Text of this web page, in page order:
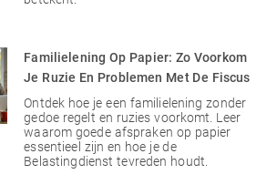
Familielening Op Papier: Zo Voorkom
Je Ruzie En Problemen Met De Fiscus
Ontdek hoe je een familielening zonder
gedoe regelt en ruzies voorkomt. Leer
waarom goede afspraken op papier
essentieel zijn en hoe je de
Belastingdienst tevreden houdt.